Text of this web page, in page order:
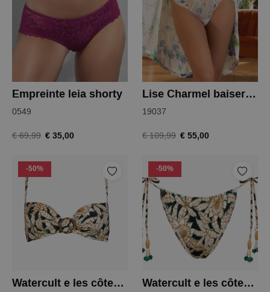
Empreinte leia shorty
0549
€ 69,99 € 35,00
Lise Charmel baisers legers tanga
19037
€ 109,99 € 55,00
-50%
Watercult e les côtes bikini top
-50%
Watercult e les côtes bikini slip